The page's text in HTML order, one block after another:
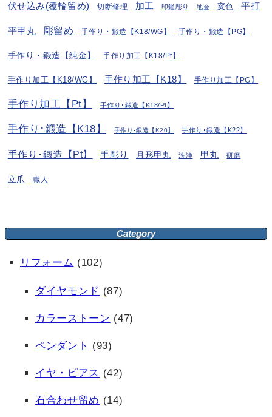
伏せ込み(覆輪留め) 切断修理 加工 印鑑彫り 地金 変色 平打
平甲丸 彫留め 手作り・鍛造【K18/WG】 手作り・鍛造【PG】
手作り・鍛造【純金】 手作り加工【K18/Pt】
手作り加工【K18/WG】 手作り加工【K18】 手作り加工【PG】
手作り加工【Pt】 手作り･鍛造【K18/Pt】
手作り･鍛造【K18】 手作り･鍛造【K20】 手作り･鍛造【K22】
手作り･鍛造【Pt】 手彫り 月形甲丸 洗浄 甲丸 研磨
立爪 職人
Category
リフォーム (102)
ダイヤモンド (87)
カラーストーン (47)
ペンダント (93)
イヤ・ピアス (42)
石合わせ留め (14)